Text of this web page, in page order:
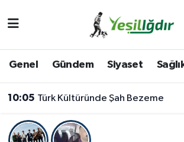
Genel Gündem Siyaset
10:05 Türk Kültüründe Şah Bezeme
İğdir Namaz Vakitleri
Iğdır Trafik Yoğunluk Haritası